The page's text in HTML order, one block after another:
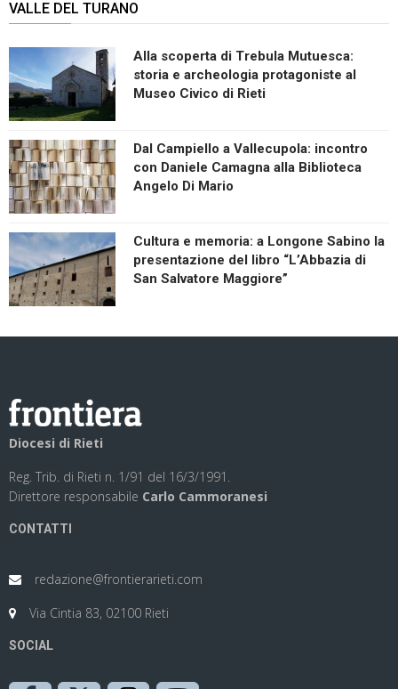
VALLE DEL TURANO
Alla scoperta di Trebula Mutuesca:
storia e archeologia protagoniste al
Museo Civico di Rieti
Dal Campiello a Vallecupola: incontro
con Daniele Camagna alla Biblioteca
Angelo Di Mario
Cultura e memoria: a Longone Sabino la
presentazione del libro “L’Abbazia di
San Salvatore Maggiore”
Diocesi di Rieti
Reg. Trib. di Rieti n. 1/91 del 16/3/1991.
Direttore responsabile Carlo Cammoranesi
CONTATTI
redazione@frontierarieti.com
Via Cintia 83, 02100 Rieti
SOCIAL